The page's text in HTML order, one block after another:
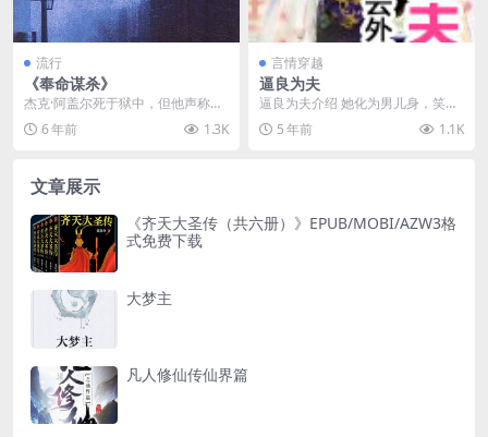
流行
《奉命谋杀》
杰克·阿盖尔死于狱中，但他声称自
己是清白的；他赌咒发誓说，她养
母在自家书房被人用...
6 年前 1.3K
言情穿越
逼良为夫
逼良为夫介绍 她化为男儿身，笑谈
之中逗弄纨绔，苦中作乐玩转古
代，发扬创新精力，大...
5 年前 1.1K
文章展示
《齐天大圣传（共六册）》EPUB/MOBI/AZW3格
式免费下载
大梦主
凡人修仙传仙界篇